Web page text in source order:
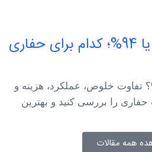
کلرید کلسیم 77% یا 94%؛ کدام برای حفاری
کلسیم 77% یا 94%؟ تفاوت خلوص، عملکرد، هزینه و
حفاری را بررسی کنید و بهترین
همه مقالات